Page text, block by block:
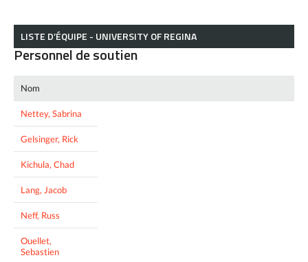
LISTE D’ÉQUIPE - UNIVERSITY OF REGINA
Personnel de soutien
Nom
Nettey, Sabrina
Gelsinger, Rick
Kichula, Chad
Lang, Jacob
Neff, Russ
Ouellet,
Sebastien